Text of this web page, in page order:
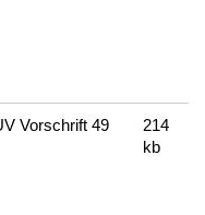
Vorschrift 49
214
kb